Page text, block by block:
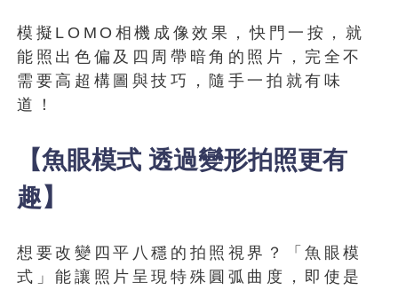
模擬LOMO相機成像效果，快門一按，就
能照出色偏及四周帶暗角的照片，完全不
需要高超構圖與技巧，隨手一拍就有味
道！
【魚眼模式 透過變形拍照更有
趣】
想要改變四平八穩的拍照視界？「魚眼模
式」能讓照片呈現特殊圓弧曲度，即使是